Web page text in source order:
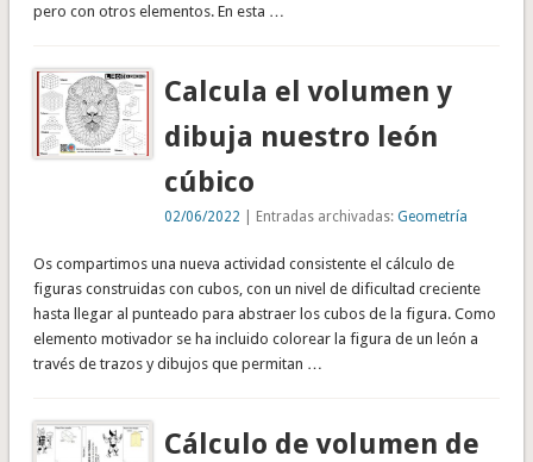
pero con otros elementos. En esta …
Calcula el volumen y
dibuja nuestro león
cúbico
02/06/2022 | Entradas archivadas:Geometría
Os compartimos una nueva actividad consistente el cálculo de
figuras construidas con cubos, con un nivel de dificultad creciente
hasta llegar al punteado para abstraer los cubos de la figura. Como
elemento motivador se ha incluido colorear la figura de un león a
través de trazos y dibujos que permitan …
Cálculo de volumen de